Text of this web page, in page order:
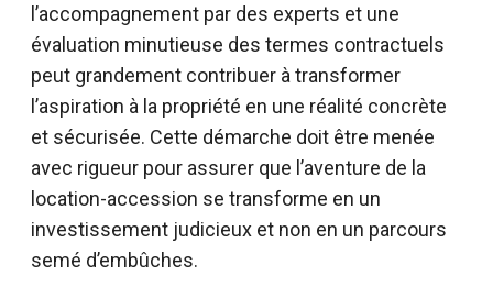
l’accompagnement par des experts et une
évaluation minutieuse des termes contractuels
peut grandement contribuer à transformer
l’aspiration à la propriété en une réalité concrète
et sécurisée. Cette démarche doit être menée
avec rigueur pour assurer que l’aventure de la
location-accession se transforme en un
investissement judicieux et non en un parcours
semé d’embûches.